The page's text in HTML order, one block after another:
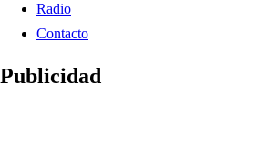
Radio
Contacto
Publicidad